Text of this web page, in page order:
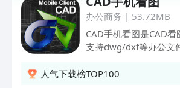
Office、福昕PDF办公
目CAD协作办公。即时
图纸管理，多人共享
同步。CAD看图王可
邮箱、WPS等分发CAD
盘、Dropbox、
办公商务 | 53.72MB
CAD手机看图是CAD看
支持dwg/dxf等办公文
量、模型与布局、一键
人气下载榜TOP100